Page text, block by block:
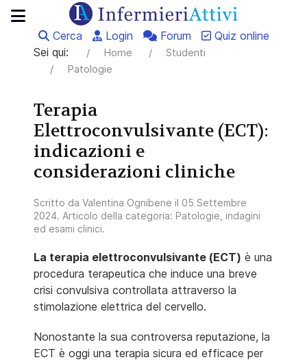
Cerca Login Forum
Quiz online
Sei qui:
Home
Studenti
Patologie
Terapia
Elettroconvulsivante (ECT):
indicazioni e
considerazioni cliniche
Scritto da Valentina Ognibene il 05 Settembre
2024. Articolo della categoria: Patologie, indagini
ed esami clinici.
La terapia elettroconvulsivante (ECT) è una
procedura terapeutica che induce una breve
crisi convulsiva controllata attraverso la
stimolazione elettrica del cervello.
Nonostante la sua controversa reputazione, la
ECT è oggi una terapia sicura ed efficace per